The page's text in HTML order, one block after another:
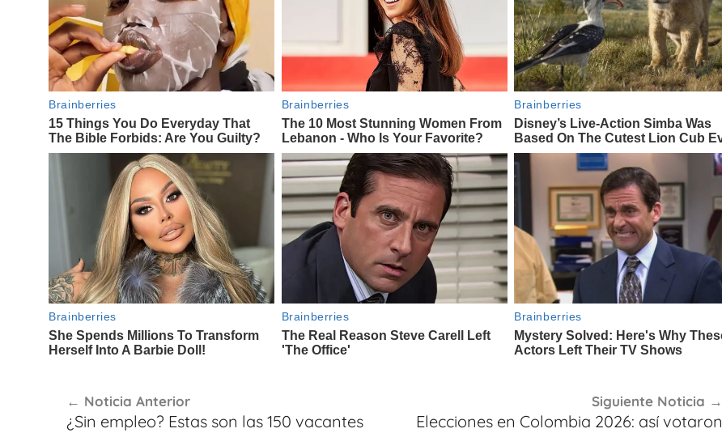
de
Noticia Anterior
¿Sin empleo? Estas son las 150 vacantes
Siguiente Noticia
Elecciones en Colombia 2026: así votaron